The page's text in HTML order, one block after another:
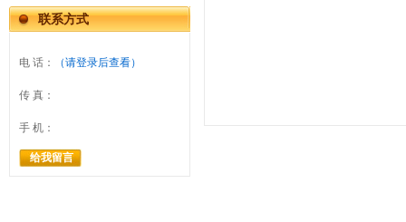
联系方式
电 话： （请登录后查看）
传 真：
手 机：
给我留言